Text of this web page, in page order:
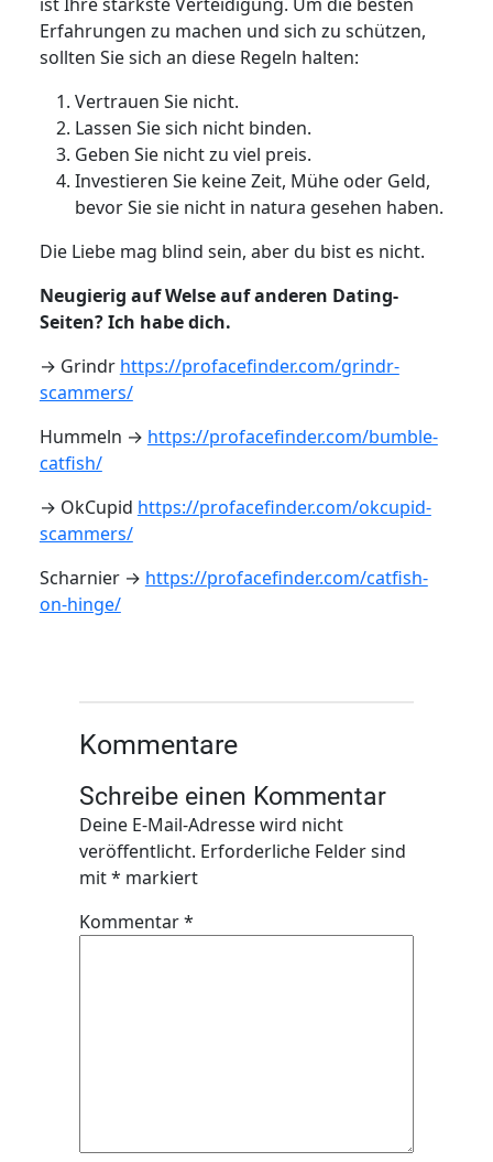
Erfahrungen zu machen und sich zu schützen,
sollten Sie sich an diese Regeln halten:
Vertrauen Sie nicht.
Lassen Sie sich nicht binden.
Geben Sie nicht zu viel preis.
Investieren Sie keine Zeit, Mühe oder Geld,
bevor Sie sie nicht in natura gesehen haben.
Die Liebe mag blind sein, aber du bist es nicht.
Neugierig auf Welse auf anderen Dating-
Seiten? Ich habe dich.
→ Grindr https://profacefinder.com/grindr-
scammers/
Hummeln → https://profacefinder.com/bumble-
catfish/
→ OkCupid https://profacefinder.com/okcupid-
scammers/
Scharnier → https://profacefinder.com/catfish-
on-hinge/
Kommentare
Schreibe einen Kommentar
Deine E-Mail-Adresse wird nicht
veröffentlicht. Erforderliche Felder sind
mit* markiert
Kommentar*